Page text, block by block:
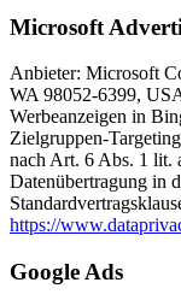
Microsoft
Anbieter: Microsoft
WA 98052-6399,
Werbeanzeigen in
Zielgruppen-
nach Art. 6 Abs. 1
Datenübertragung in
https://
Google Ads